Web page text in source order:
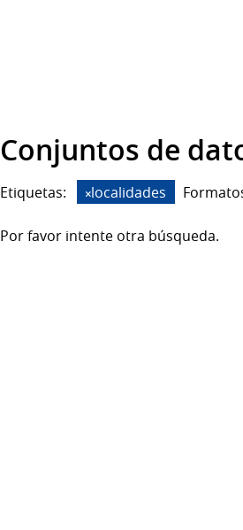
Conjuntos de
Etiquetas: localidades
Por favor intente otra búsqueda.